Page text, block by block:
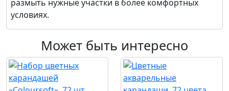
размыть нужные участки в более комфортных
условиях.
Может быть интересно